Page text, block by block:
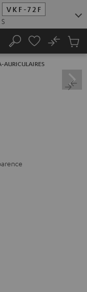
Rechercher
No
panier
AURICULAIRES